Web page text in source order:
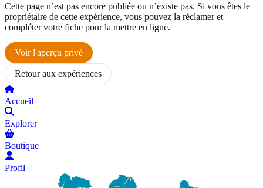
Cette page n’est pas encore publiée ou n’existe pas. Si vous êtes le
propriétaire de cette expérience, vous pouvez la réclamer et
compléter votre fiche pour la mettre en ligne.
Voir l'aperçu privé
Retour aux expériences
Accueil
Explorer
Boutique
Profil